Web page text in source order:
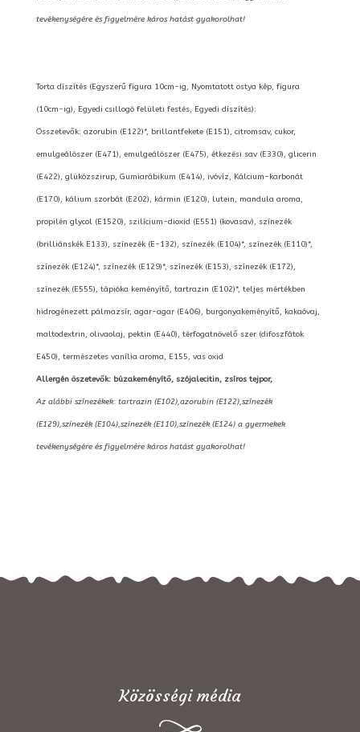
tevékenységére és figyelmére káros hatást gyakorolhat!
Torta díszítés (Egyszerű figura 10cm-ig, Nyomtatott ostya kép, figura
(10cm-ig), Egyedi csillogó felületi festés, Egyedi díszítés):
Összetevők: azorubin (E122)*, brillantfekete (E151), citromsav, cukor,
emulgeálószer (E471), emulgeálószer (E475), étkezési sav (E330), glicerin
(E422), glükózszirup, Gumiarábikum (E414), ivóvíz, Kálcium-karbonát
(E170), kálium szorbát (E202), kármin (E120), lutein, mandula aroma,
propilén glycol (E1520), szilícium-dioxid (E551) (kovasav), színezék
(brilliánskék E133), színezék (E-132), színezék (E104)*, színezék (E110)*,
színezék (E124)*, színezék (E129)*, színezék (E153), színezék (E172),
színezék (E555), tápióka keményítő, tartrazin (E102)*, teljes mértékben
hidrogénezett pálmazsír, agar-agar (E406), burgonyakeményítő, kakaóvaj,
maltodextrin, olivaolaj, pektin (E440), térfogatnövelő szer (difoszfátok
E450), természetes vanília aroma, E155, vas oxid
Allergén öszetevők: búzakeményítő, szójalecitin, zsíros tejpor,
Az alábbi színezékek: tartrazin (E102),azorubin (E122),színezék
(E129),színezék (E104),színezék (E110),színezék (E124) a gyermekek
tevékenységére és figyelmére káros hatást gyakorolhat!
Közösségi média